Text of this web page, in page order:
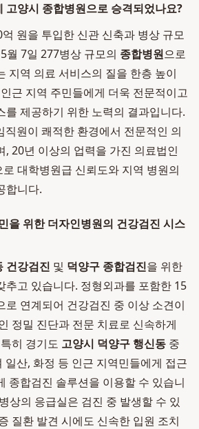
고양시 종합병원으로 승격되었나요?
원을 투입한 신관 신축과 병상 규모
월 7일 277병상 규모의 종합병원으로
지역 의료 서비스의 질을 한층 높이
근 지역 주민들에게 더욱 전문적이고
를 제공하기 위한 노력의 결과입니다.
직원이 쾌적한 환경에서 전문적인 의
, 20년 이상의 업력을 가진 의료법인
대학병원급 신뢰도와 지역 병원의
합니다.
을 위한 더자인병원의 건강검진 시스
건강검진 및 덕양구 종합검진을 위한
추고 있습니다. 정형외과를 포함한 15
로 연계되어 건강검진 중 이상 소견이
정밀 진단과 전문 치료로 신속하게
히 경기도 고양시 덕양구 행신동 중
일산, 화정 등 인근 지역민들에게 접근
종합검진 솔루션을 이용할 수 있습니
상의 응급실은 검진 중 발생할 수 있
질환 발견 시에도 신속한 입원 조치